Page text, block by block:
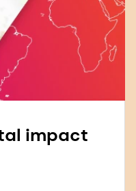
impact